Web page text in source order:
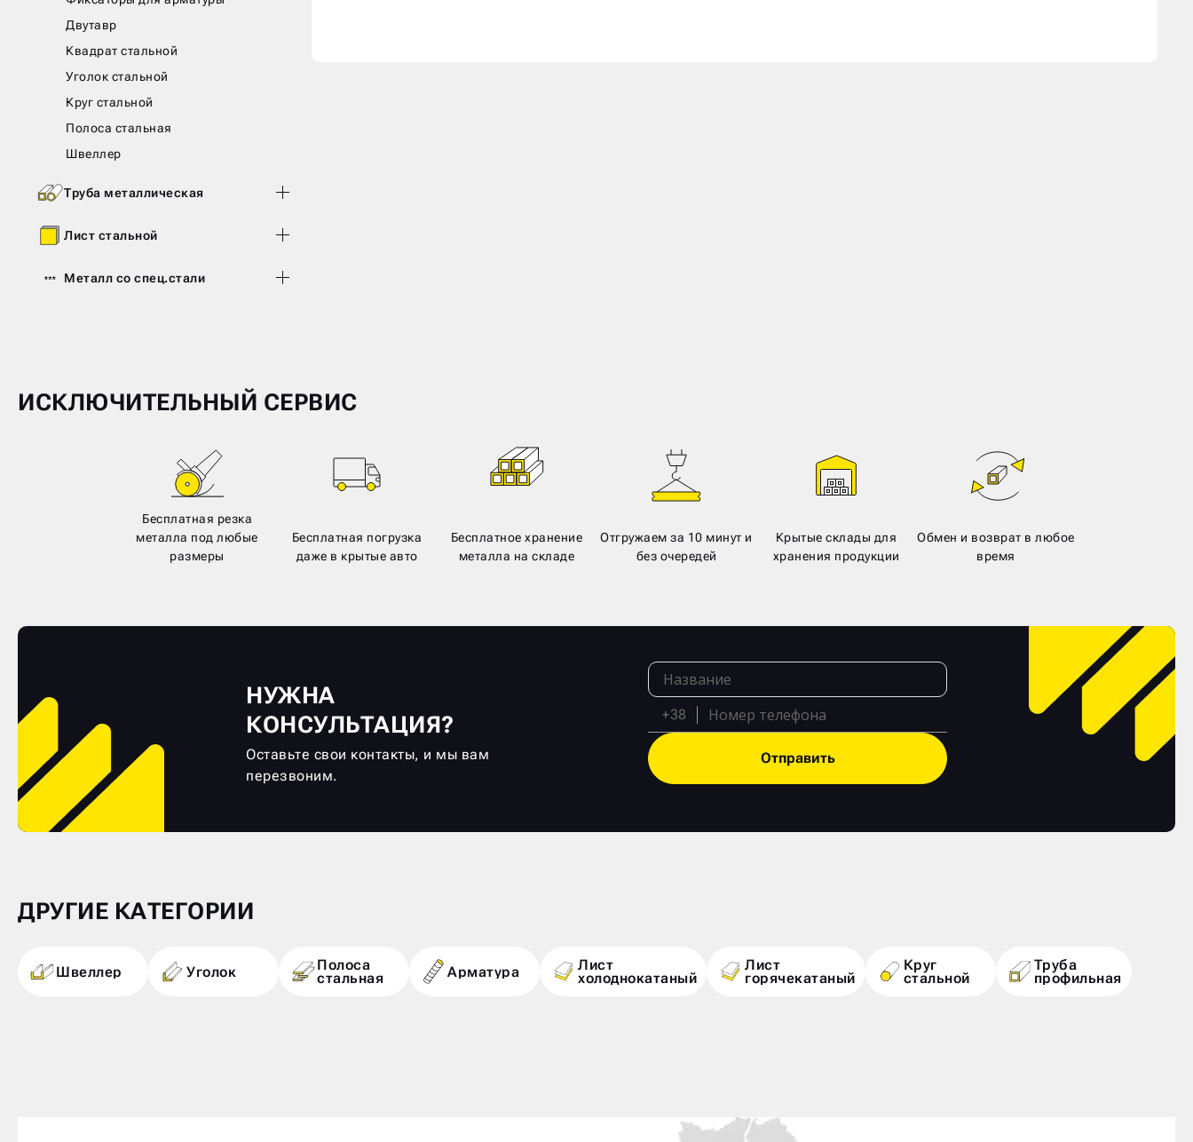
Двутавр
Квадрат стальной
Уголок стальной
Круг стальной
Полоса стальная
Швеллер
Труба металлическая
Лист стальной
Металл со спец.стали
ИСКЛЮЧИТЕЛЬНЫЙ СЕРВИС
Бесплатная резка
металла под любые
размеры
Бесплатная погрузка
даже в крытые авто
Бесплатное хранение
металла на складе
Отгружаем за 10 минут и
без очередей
Крытые склады для
хранения продукции
Обмен и возврат в любое
время
НУЖНА
КОНСУЛЬТАЦИЯ?
Оставьте свои контакты, и мы вам
перезвоним.
+38
Отправить
ДРУГИЕ КАТЕГОРИИ
Швеллер Уголок Полоса
стальная Арматура Лист
холоднокатаный
Лист
горячекатаный
Круг
стальной
Труба
профильная